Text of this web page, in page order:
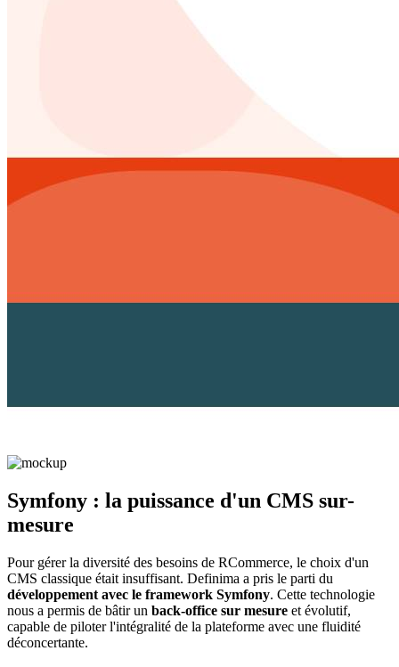
Symfony : la puissance d'un CMS sur-
mesure
Pour gérer la diversité des besoins de RCommerce, le choix d'un
CMS classique était insuffisant. Definima a pris le parti du
développement avec le framework Symfony. Cette technologie
nous a permis de bâtir un back-office sur mesure et évolutif,
capable de piloter l'intégralité de la plateforme avec une fluidité
déconcertante.